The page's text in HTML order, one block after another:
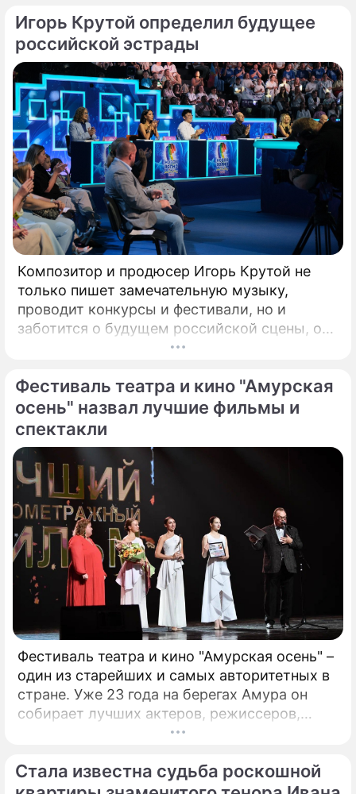
Повод – открытый российский
кинофестиваль "КСТОкино". В этом году он
прошёл уже в четвертый раз. Кстово
настолько живописно, что его окрестности
часто становятся натурой для съемок
фильмов.
Игорь Крутой определил будущее
российской эстрады
Композитор и продюсер Игорь Крутой не
только пишет замечательную музыку,
проводит конкурсы и фестивали, но и
заботится о будущем российской сцены, о
том, кто будет петь завтра. Именно для
"Детская Новая волна". Его задачи –
предоставлять юным артистам
возможность заявить о своём вокальном
открывать слушателям новые имена
талантливых исполнителей из разных
городов России.
Фестиваль театра и кино "Амурская
осень" назвал лучшие фильмы и
спектакли
Фестиваль театра и кино "Амурская осень" –
один из старейших и самых авторитетных в
стране. Уже 23 года на берегах Амура он
собирает лучших актеров, режиссеров,
который проходит в Благовещенске, назвал
победителей. Это те ленты и спектакли,
Стала известна судьба роскошной